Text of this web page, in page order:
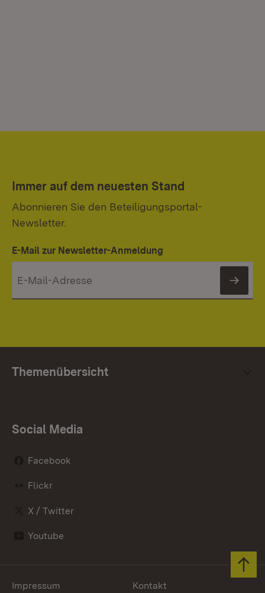
Immer auf dem neuesten Stand
Abonnieren Sie den Beteiligungsportal-
Newsletter.
E-Mail zur Newsletter-Anmeldung
Themenübersicht
Social Media
Facebook
Flickr
X / Twitter
Youtube
Impressum Kontakt